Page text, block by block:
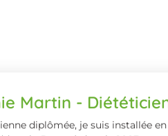
Martin -
diplômée, je suis installée